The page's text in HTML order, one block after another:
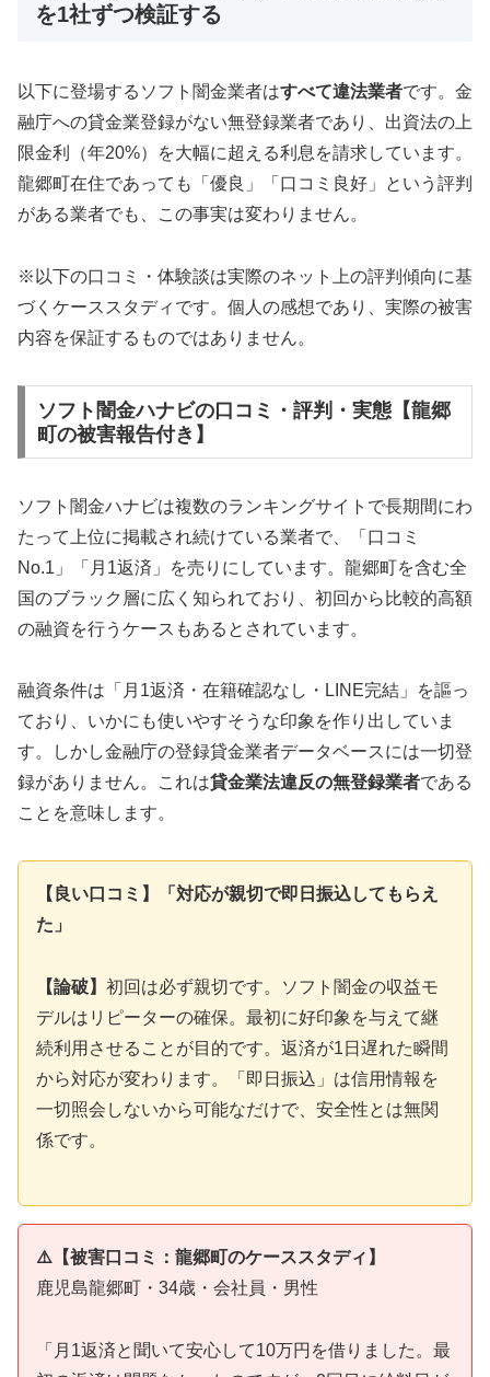
を1社ずつ検証する
以下に登場するソフト闇金業者はすべて違法業者です。金
融庁への貸金業登録がない無登録業者であり、出資法の上
限金利（年20%）を大幅に超える利息を請求しています。
龍郷町在住であっても「優良」「口コミ良好」という評判
がある業者でも、この事実は変わりません。
※以下の口コミ・体験談は実際のネット上の評判傾向に基
づくケーススタディです。個人の感想であり、実際の被害
内容を保証するものではありません。
ソフト闇金ハナビの口コミ・評判・実態【龍郷
町の被害報告付き】
ソフト闇金ハナビは複数のランキングサイトで長期間にわ
たって上位に掲載され続けている業者で、「口コミ
No.1」「月1返済」を売りにしています。龍郷町を含む全
国のブラック層に広く知られており、初回から比較的高額
の融資を行うケースもあるとされています。
融資条件は「月1返済・在籍確認なし・LINE完結」を謳っ
ており、いかにも使いやすそうな印象を作り出していま
す。しかし金融庁の登録貸金業者データベースには一切登
録がありません。これは貸金業法違反の無登録業者である
ことを意味します。
【良い口コミ】「対応が親切で即日振込してもらえ
た」
【論破】 初回は必ず親切です。ソフト闇金の収益モ
デルはリピーターの確保。最初に好印象を与えて継
続利用させることが目的です。返済が1日遅れた瞬間
から対応が変わります。「即日振込」は信用情報を
一切照会しないから可能なだけで、安全性とは無関
係です。
⚠️【被害口コミ：龍郷町のケーススタディ】
鹿児島龍郷町・34歳・会社員・男性
「月1返済と聞いて安心して10万円を借りました。最